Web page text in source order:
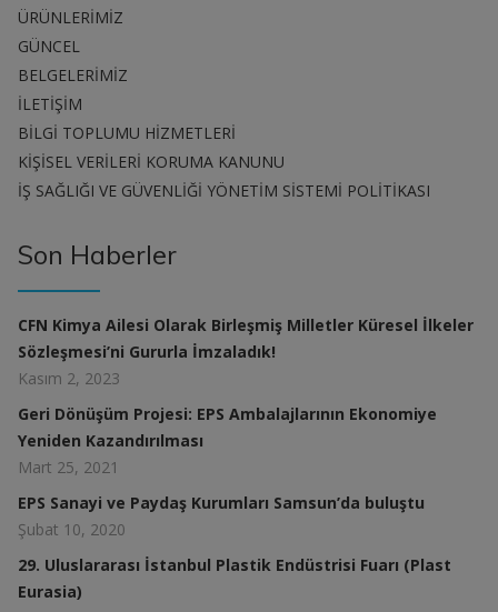
ÜRÜNLERİMİZ
GÜNCEL
BELGELERİMİZ
İLETİŞİM
BİLGİ TOPLUMU HİZMETLERİ
KİŞİSEL VERİLERİ KORUMA KANUNU
İŞ SAĞLIĞI VE GÜVENLİĞİ YÖNETİM SİSTEMİ POLİTİKASI
Son Haberler
CFN Kimya Ailesi Olarak Birleşmiş Milletler Küresel İlkeler
Sözleşmesi’ni Gururla İmzaladık!
Kasım 2, 2023
Geri Dönüşüm Projesi: EPS Ambalajlarının Ekonomiye
Yeniden Kazandırılması
Mart 25, 2021
EPS Sanayi ve Paydaş Kurumları Samsun’da buluştu
Şubat 10, 2020
29. Uluslararası İstanbul Plastik Endüstrisi Fuarı (Plast
Eurasia)